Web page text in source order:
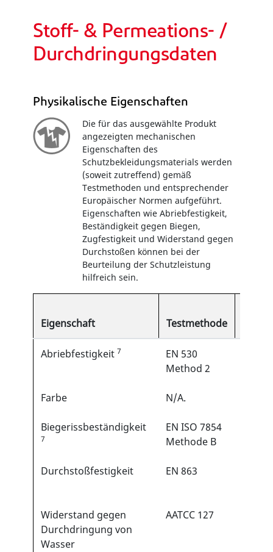
Stoff- & Permeations- /
Durchdringungsdaten
Physikalische Eigenschaften
Die für das ausgewählte Produkt
angezeigten mechanischen
Eigenschaften des
Schutzbekleidungsmaterials werden
(soweit zutreffend) gemäß
Testmethoden und entsprechender
Europäischer Normen aufgeführt.
Eigenschaften wie Abriebfestigkeit,
Beständigkeit gegen Biegen,
Zugfestigkeit und Widerstand gegen
Durchstoßen können bei der
Beurteilung der Schutzleistung
hilfreich sein.
Eigenschaft Testmethode
Abriebfestigkeit 7
EN 530
Method 2
Farbe N/A.
Biegerissbeständigkeit
7
EN ISO 7854
Methode B
Durchstoßfestigkeit EN 863
Widerstand gegen
Durchdringung von
Wasser
AATCC 127